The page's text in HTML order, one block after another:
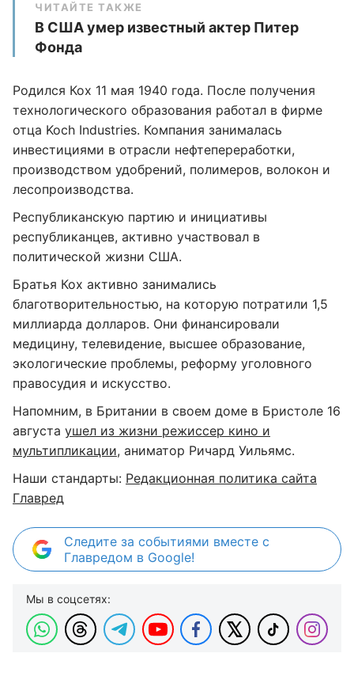
ЧИТАЙТЕ ТАКЖЕ
В США умер известный актер Питер
Фонда
Родился Кох 11 мая 1940 года. После получения
технологического образования работал в фирме
отца Koch Industries. Компания занималась
инвестициями в отрасли нефтепереработки,
производством удобрений, полимеров, волокон и
лесопроизводства.
Республиканскую партию и инициативы
республиканцев, активно участвовал в
политической жизни США.
Братья Кох активно занимались
благотворительностью, на которую потратили 1,5
миллиарда долларов. Они финансировали
медицину, телевидение, высшее образование,
экологические проблемы, реформу уголовного
правосудия и искусство.
Напомним, в Британии в своем доме в Бристоле 16
августа ушел из жизни режиссер кино и
мультипликации, аниматор Ричард Уильямс.
Наши стандарты: Редакционная политика сайта
Главред
Следите за событиями вместе с
Главредом в Google!
Мы в соцсетях: